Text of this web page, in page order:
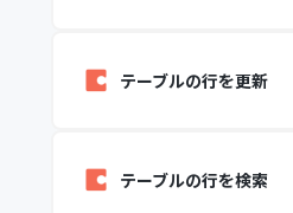
テーブルの行を更新
テーブルの行を検索